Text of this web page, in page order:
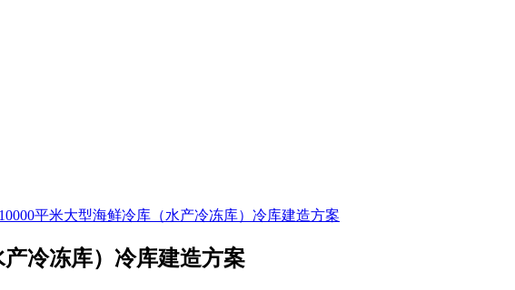
10000平米大型海鲜冷库（水产冷冻库）冷库建造方案
冷冻库）冷库建造方案